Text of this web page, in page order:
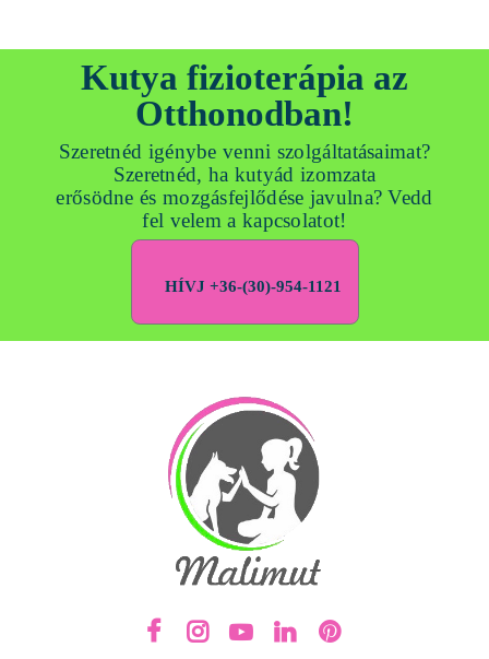
Kutya fizioterápia az
Otthonodban!
Szeretnéd igénybe venni szolgáltatásaimat?
Szeretnéd, ha kutyád izomzata
erősödne és mozgásfejlődése javulna? Vedd
fel velem a kapcsolatot!
HÍVJ +36-(30)-954-1121